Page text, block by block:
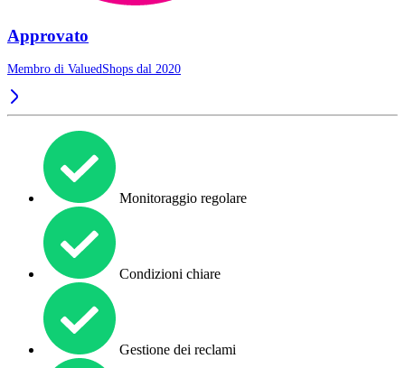
Approvato
Membro di ValuedShops dal 2020
Monitoraggio regolare
Condizioni chiare
Gestione dei reclami